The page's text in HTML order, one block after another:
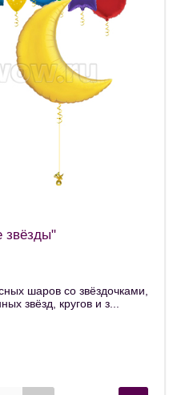
звёзды"
шаров со звёздочками,
звёзд, кругов и з...